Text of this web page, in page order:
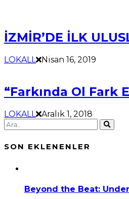
İZMİR’DE İLK
LOKALL Nisan 16, 2019
“Farkında Ol Fark
LOKALL Aralık 1, 2018
SON EKLENENLER
Beyond the Beat: